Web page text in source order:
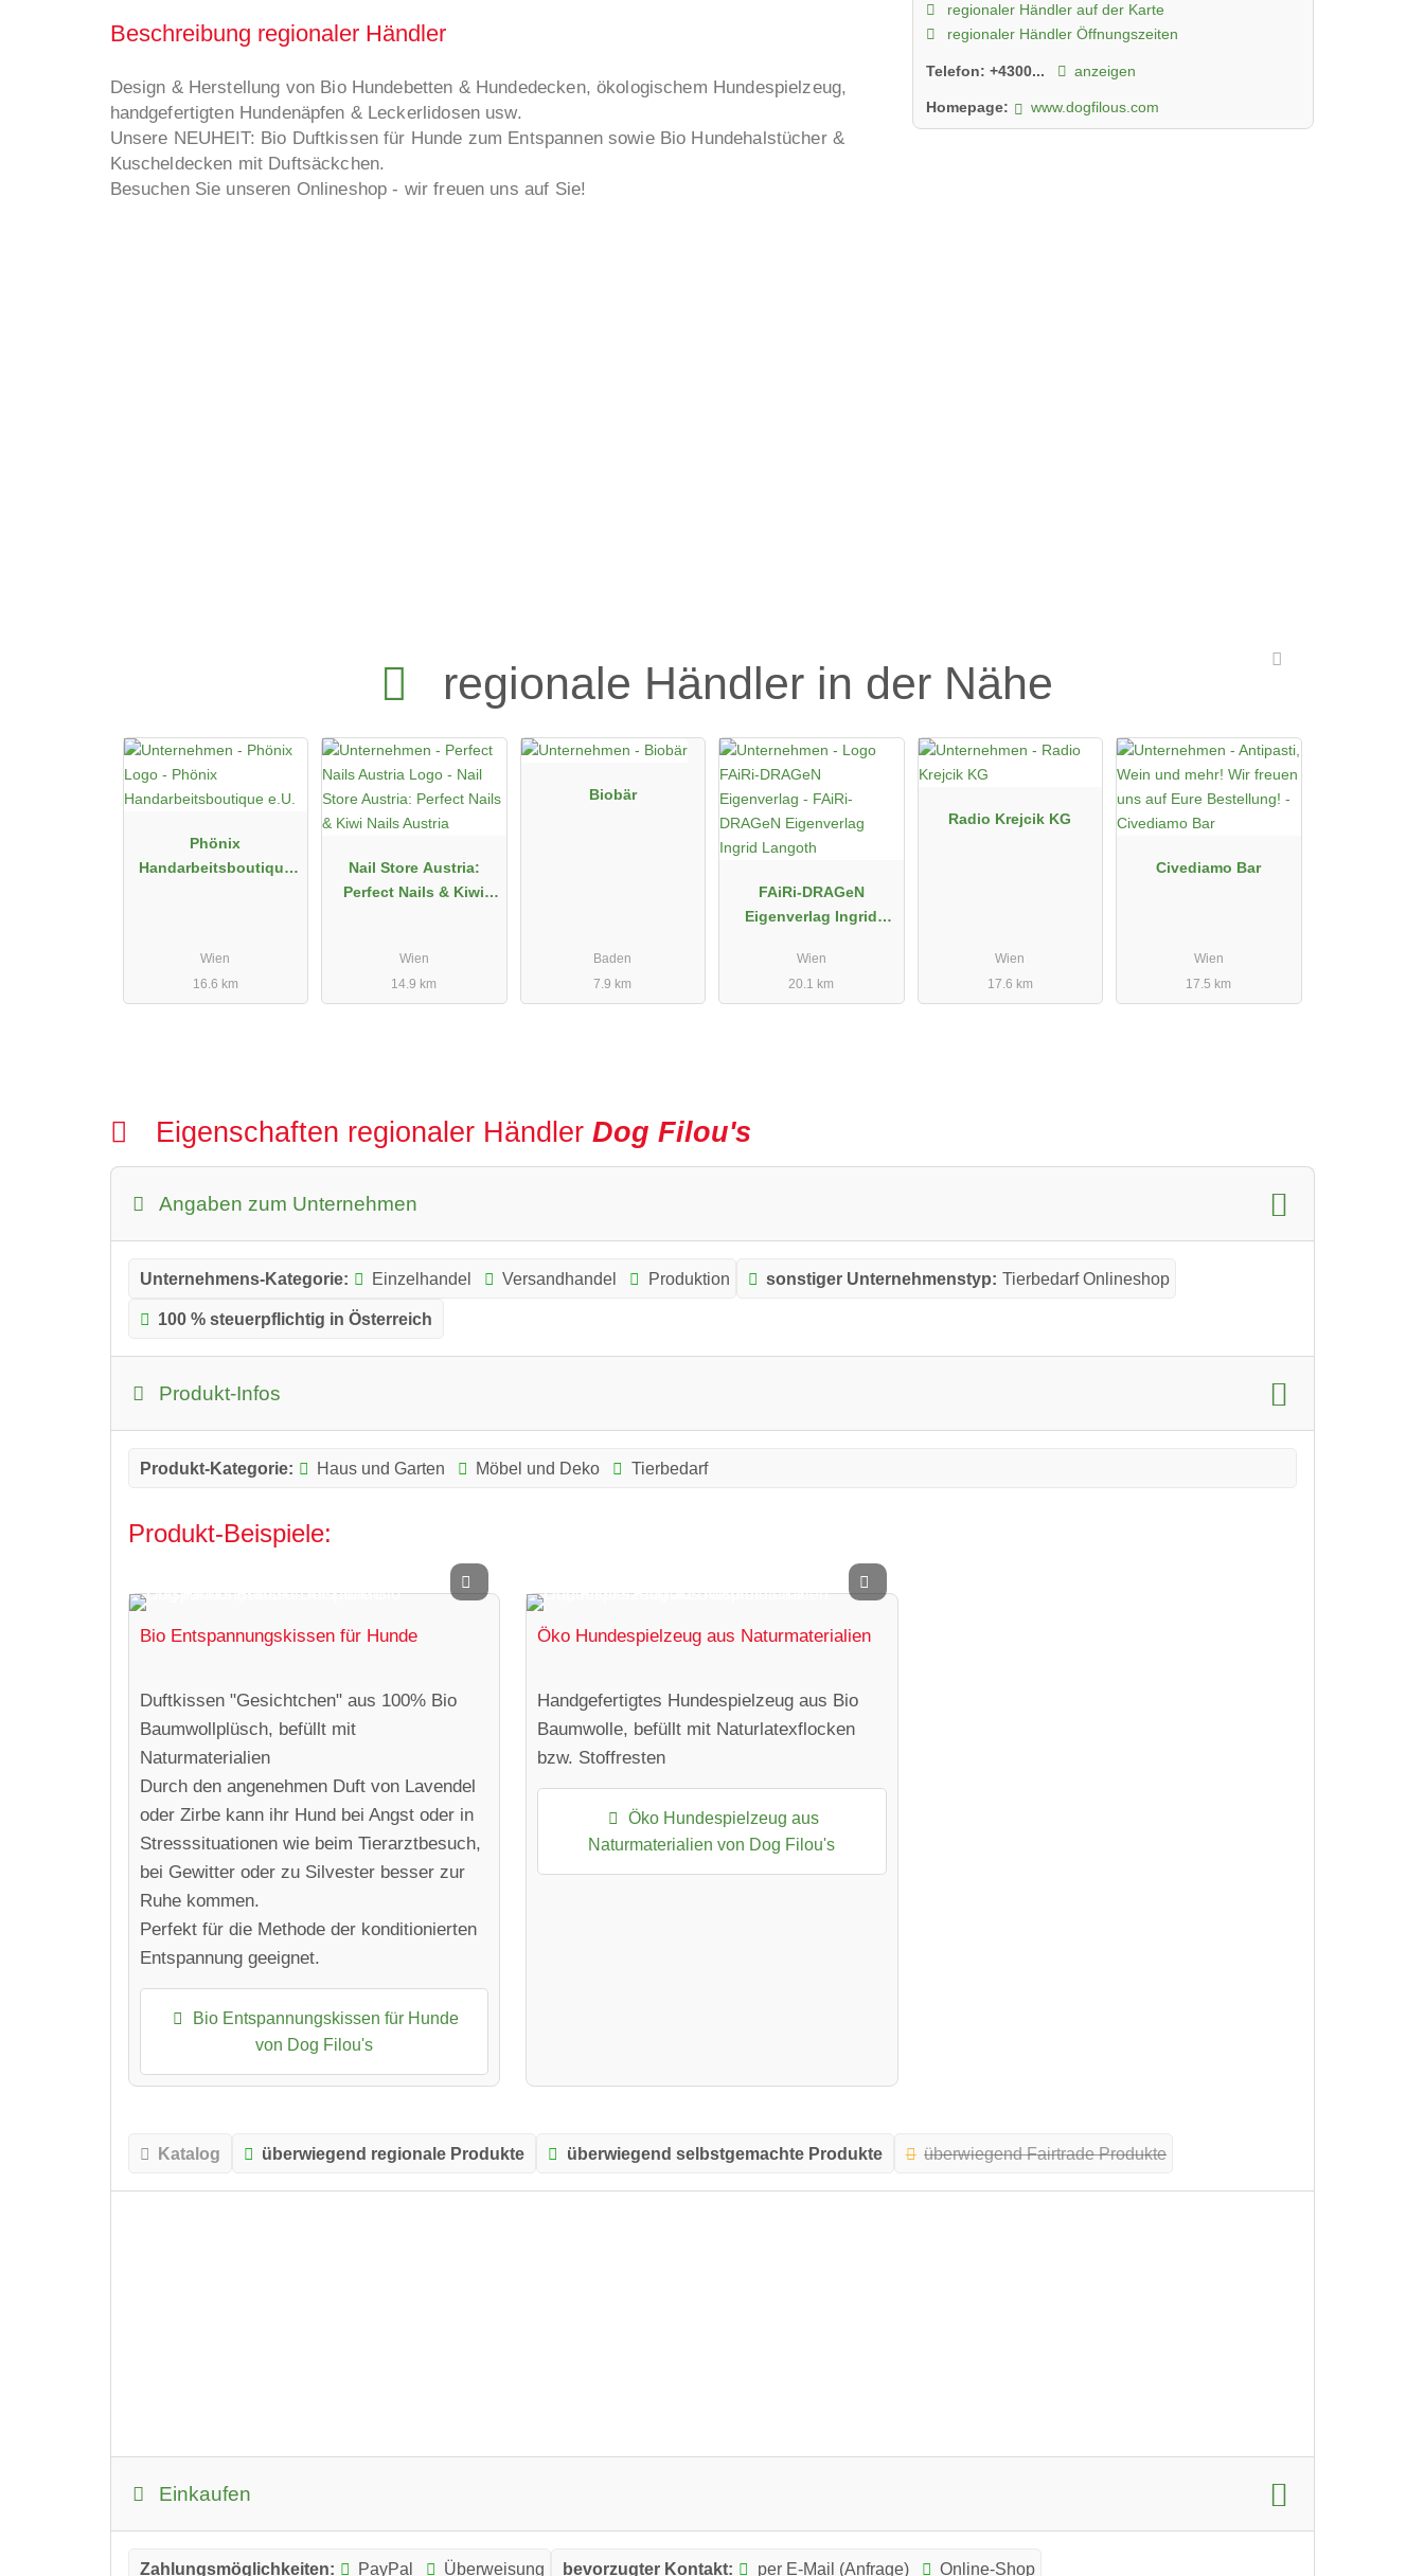
Beschreibung regionaler Händler
Design & Herstellung von Bio Hundebetten & Hundedecken, ökologischem Hundespielzeug,
handgefertigten Hundenäpfen & Leckerlidosen usw.
Unsere NEUHEIT: Bio Duftkissen für Hunde zum Entspannen sowie Bio Hundehalstücher &
Kuscheldecken mit Duftsäckchen.
Besuchen Sie unseren Onlineshop - wir freuen uns auf Sie!
regionaler Händler auf der Karte
regionaler Händler Öffnungszeiten
Telefon:+4300... anzeigen
Homepage: www.dogfilous.com
regionale Händler in der Nähe
Phönix
Handarbeitsboutique
Wien
16.6 km
Nail Store Austria:
Perfect Nails & Kiwi
Wien
14.9 km
Biobär
Baden
7.9 km
FAiRi-DRAGeN
Eigenverlag Ingrid
Wien
20.1 km
Radio Krejcik KG
Wien
17.6 km
Civediamo Bar
Wien
17.5 km
Eigenschaften regionaler HändlerDog Filou's
Angaben zum Unternehmen
Unternehmens-Kategorie: Einzelhandel Versandhandel Produktion sonstiger Unternehmenstyp: Tierbedarf Onlineshop
100 % steuerpflichtig in Österreich
Produkt-Infos
Produkt-Kategorie: Haus und Garten Möbel und Deko Tierbedarf
Produkt-Beispiele:
Bio Entspannungskissen für Hunde
Duftkissen "Gesichtchen" aus 100% Bio
Baumwollplüsch, befüllt mit
Naturmaterialien
Durch den angenehmen Duft von Lavendel
oder Zirbe kann ihr Hund bei Angst oder in
Stresssituationen wie beim Tierarztbesuch,
bei Gewitter oder zu Silvester besser zur
Ruhe kommen.
Perfekt für die Methode der konditionierten
Entspannung geeignet.
Bio Entspannungskissen für Hunde
von Dog Filou's
Öko Hundespielzeug aus Naturmaterialien
Handgefertigtes Hundespielzeug aus Bio
Baumwolle, befüllt mit Naturlatexflocken
bzw. Stoffresten
Öko Hundespielzeug aus
Naturmaterialien von Dog Filou's
Katalog überwiegend regionale Produkte überwiegend selbstgemachte Produkte überwiegend Fairtrade Produkte
Einkaufen
Zahlungsmöglichkeiten: PayPal Überweisung bevorzugter Kontakt: per E-Mail (Anfrage) Online-Shop